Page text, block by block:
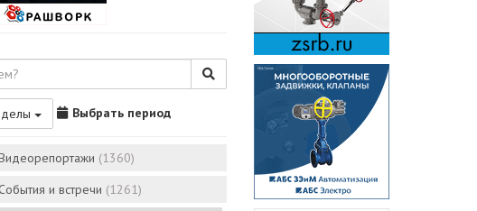
Выбрать период
(1360)
События и встречи (1261)